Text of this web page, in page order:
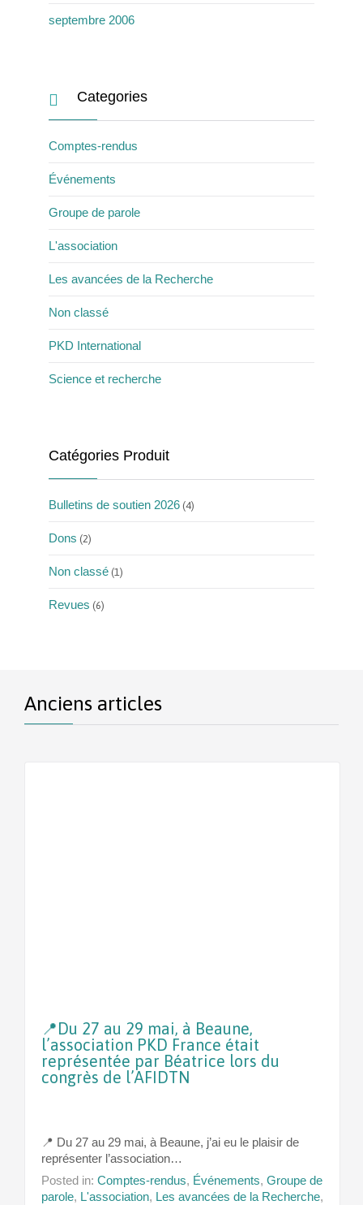
septembre 2006
 Categories
Comptes-rendus
Événements
Groupe de parole
L'association
Les avancées de la Recherche
Non classé
PKD International
Science et recherche
Catégories Produit
Bulletins de soutien 2026 (4)
Dons (2)
Non classé (1)
Revues (6)
Anciens articles
📍Du 27 au 29 mai, à Beaune,
l’association PKD France était
représentée par Béatrice lors du
congrès de l’AFIDTN
📍 Du 27 au 29 mai, à Beaune, j’ai eu le plaisir de
représenter l’association…
Posted in: Comptes-rendus, Événements, Groupe de
parole, L'association, Les avancées de la Recherche,